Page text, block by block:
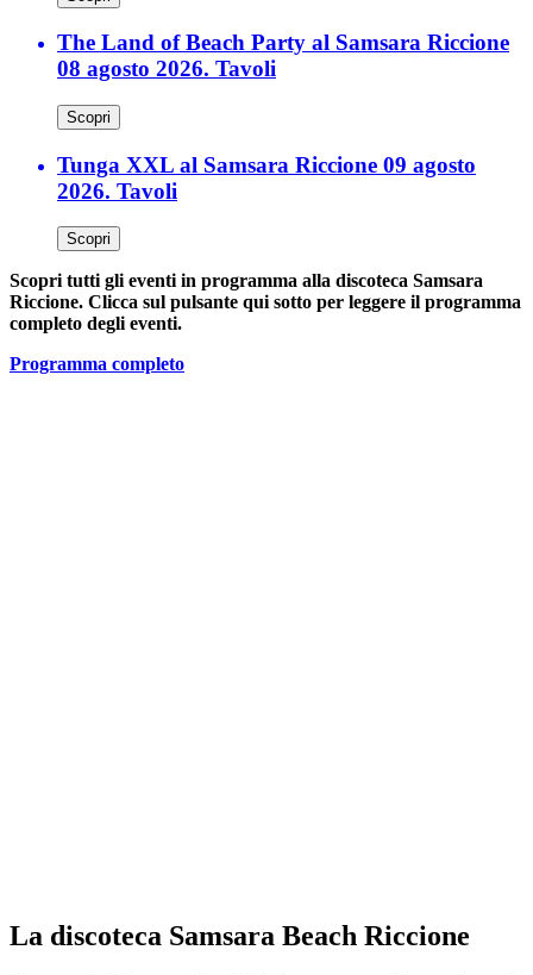
The Land of Beach Party al Samsara Riccione
08 agosto 2026. Tavoli
Scopri
Tunga XXL al Samsara Riccione 09 agosto
2026. Tavoli
Scopri
Scopri tutti gli eventi in programma alla discoteca Samsara
Riccione. Clicca sul pulsante qui sotto per leggere il programma
completo degli eventi.
Programma completo
La discoteca Samsara Beach Riccione